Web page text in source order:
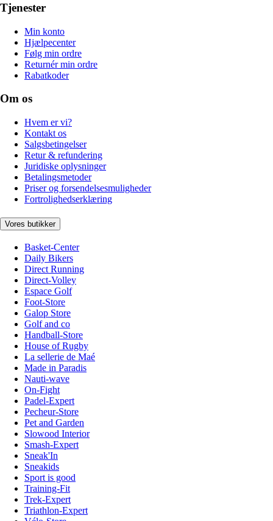
Tjenester
Min konto
Hjælpecenter
Følg min ordre
Returnér min ordre
Rabatkoder
Om os
Hvem er vi?
Kontakt os
Salgsbetingelser
Retur & refundering
Juridiske oplysninger
Betalingsmetoder
Priser og forsendelsesmuligheder
Fortrolighedserklæring
Vores butikker
Basket-Center
Daily Bikers
Direct Running
Direct-Volley
Espace Golf
Foot-Store
Galop Store
Golf and co
Handball-Store
House of Rugby
La sellerie de Maé
Made in Paradis
Nauti-wave
On-Fight
Padel-Expert
Pecheur-Store
Pet and Garden
Slowood Interior
Smash-Expert
Sneak'In
Sneakids
Sport is good
Training-Fit
Trek-Expert
Triathlon-Expert